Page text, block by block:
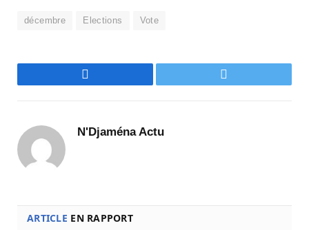
décembre Elections Vote
Facebook Twitter
N'Djaména Actu
ARTICLE EN RAPPORT